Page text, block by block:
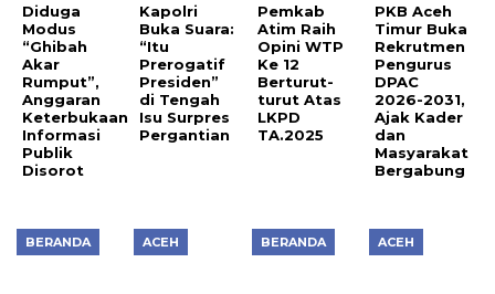
Diduga
Modus
“Ghibah
Akar
Rumput”,
Anggaran
Keterbukaan
Informasi
Publik
Disorot
Kapolri
Buka Suara:
“Itu
Prerogatif
Presiden”
di Tengah
Isu Surpres
Pergantian
Pemkab
Atim Raih
Opini WTP
Ke 12
Berturut-
turut Atas
LKPD
TA.2025
PKB Aceh
Timur Buka
Rekrutmen
Pengurus
DPAC
2026-2031,
Ajak Kader
dan
Masyarakat
Bergabung
BERANDA ACEH BERANDA ACEH